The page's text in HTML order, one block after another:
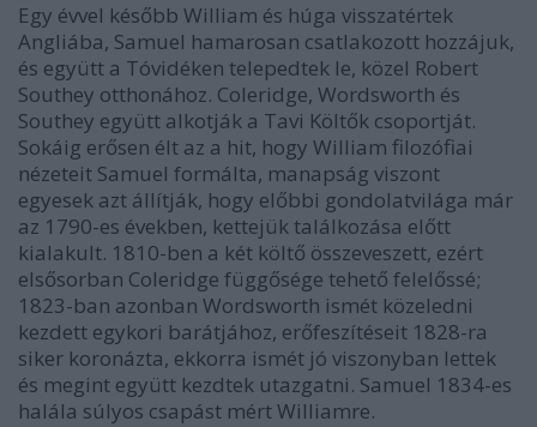
Egy évvel később William és húga visszatértek
Angliába, Samuel hamarosan csatlakozott hozzájuk,
és együtt a Tóvidéken telepedtek le, közel Robert
Southey otthonához. Coleridge, Wordsworth és
Southey együtt alkotják a Tavi Költők csoportját.
Sokáig erősen élt az a hit, hogy William filozófiai
nézeteit Samuel formálta, manapság viszont
egyesek azt állítják, hogy előbbi gondolatvilága már
az 1790-es években, kettejük találkozása előtt
kialakult. 1810-ben a két költő összeveszett, ezért
elsősorban Coleridge függősége tehető felelőssé;
1823-ban azonban Wordsworth ismét közeledni
kezdett egykori barátjához, erőfeszítéseit 1828-ra
siker koronázta, ekkorra ismét jó viszonyban lettek
és megint együtt kezdtek utazgatni. Samuel 1834-es
halála súlyos csapást mért Williamre.